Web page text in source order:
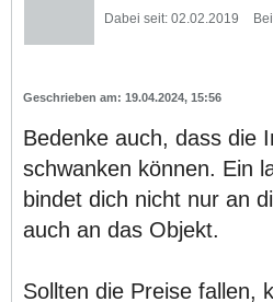
Dabei seit: 02.02.2019
19.04.2024, 15:56
Bedenke auch, dass die
schwanken können. Ein
bindet dich nicht nur an
auch an das Objekt.
Sollten die Preise fallen,